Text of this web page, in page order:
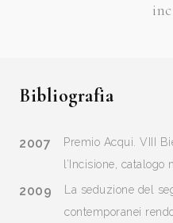
Bibliografia
2007
Premio Acqui. VIII
l’Incisione, catalogo
2009
La seduzione del
contemporanei